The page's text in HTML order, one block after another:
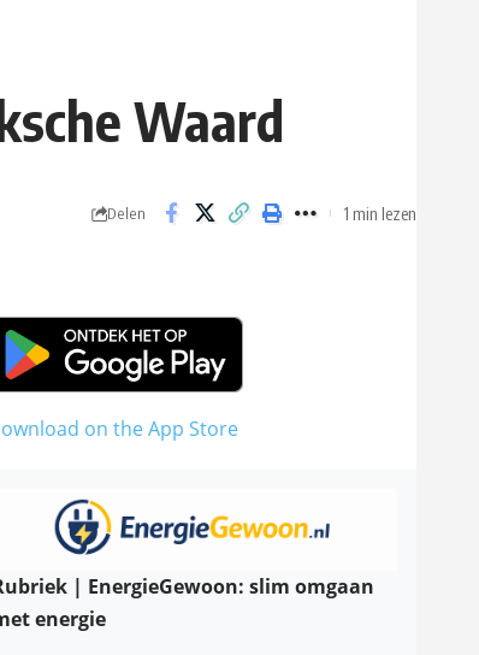
Waard
Delen 1 min lezen
| EnergieGewoon: slim omgaan
energie